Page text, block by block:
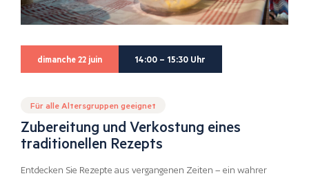
dimanche 22 juin 14:00 – 15:30 Uhr
Für alle Altersgruppen geeignet
Zubereitung und Verkostung eines
traditionellen Rezepts
Entdecken Sie Rezepte aus vergangenen Zeiten – ein wahrer